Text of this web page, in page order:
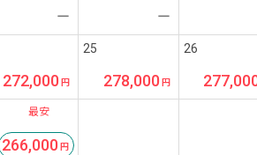
ー ー
272,000
25
278,000
26
最安
266,000